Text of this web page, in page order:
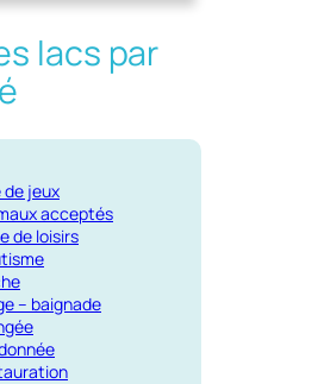
lacs par
de jeux
acceptés
de loisirs
– baignade